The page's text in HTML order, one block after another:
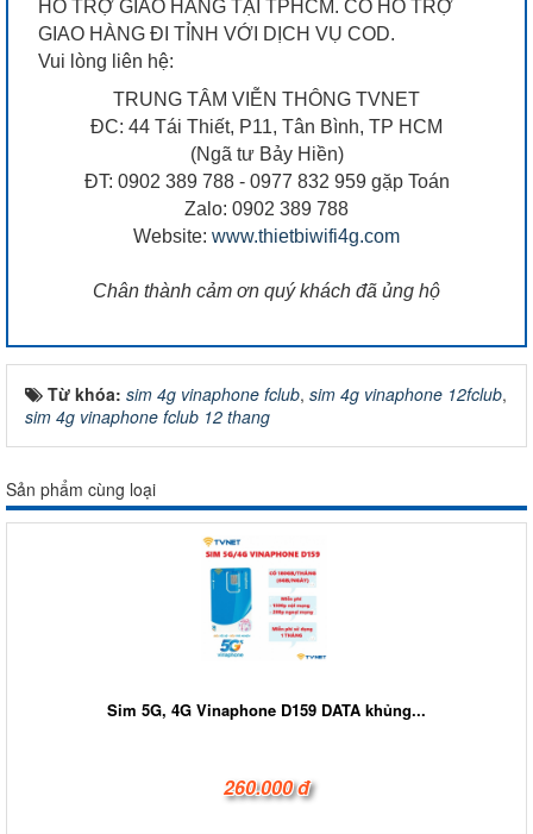
HỖ TRỢ GIAO HÀNG TẠI TPHCM. CÓ HỖ TRỢ
GIAO HÀNG ĐI TỈNH VỚI DỊCH VỤ COD.
Vui lòng liên hệ:
TRUNG TÂM VIỄN THÔNG TVNET
ĐC: 44 Tái Thiết, P11, Tân Bình, TP HCM
(Ngã tư Bảy Hiền)
ĐT: 0902 389 788 - 0977 832 959 gặp Toán
Zalo: 0902 389 788
Website: www.thietbiwifi4g.com
Chân thành cảm ơn quý khách đã ủng hộ
Từ khóa: sim 4g vinaphone fclub, sim 4g vinaphone 12fclub,
sim 4g vinaphone fclub 12 thang
Sản phẩm cùng loại
Sim 5G, 4G Vinaphone D159 DATA khủng...
260.000 đ